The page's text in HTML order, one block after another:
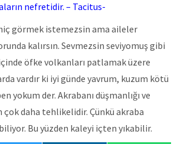
nefretidir. – Tacitus-
görmek istemezsin ama aileler
kalırsın. Sevmezsin seviyomuş gibi
içinde öfke volkanları patlamak üzere
vardır ki iyi günde yavrum, kuzum kötü
yokum der. Akrabanı düşmanlığı ve
daha tehlikelidir. Çünkü akraba
Bu yüzden kaleyi içten yıkabilir.